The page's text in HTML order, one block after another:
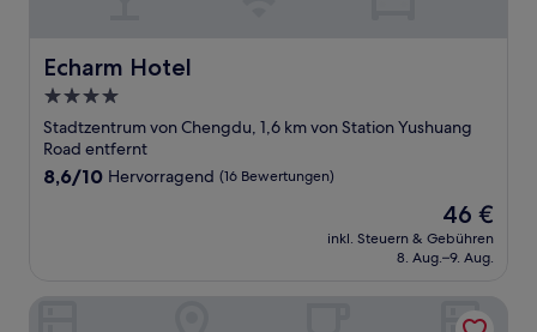
Echarm Hotel
Echarm Hotel
4.0-
Sterne-
Unterkunft
Stadtzentrum von Chengdu, 1,6 km von Station Yushuang
Road entfernt
8.6
8,6/10 Hervorragend (16 Bewertungen)
Der
Preis
beträgt
46 €
inkl. Steuern & Gebühren
8. Aug.–9. Aug.